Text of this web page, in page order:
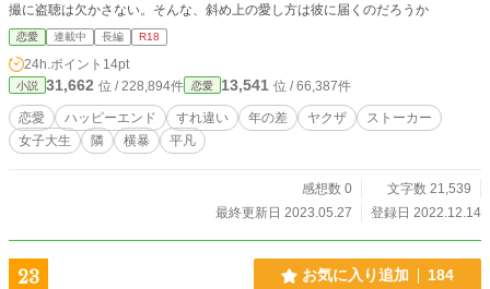
撮に盗聴は欠かさない。そんな、斜め上の愛し方は彼に届くのだろうか
恋愛 連載中 長編 R18
24h.ポイント 14pt
小説 31,662 位 / 228,894件 恋愛 13,541 位 / 66,387件
恋愛 ハッピーエンド すれ違い 年の差 ヤクザ
ストーカー
女子大生
隣 横暴 平凡
感想数 0
文字数 21,539
最終更新日 2023.05.27
登録日 2022.12.14
23 お気に入り追加 184